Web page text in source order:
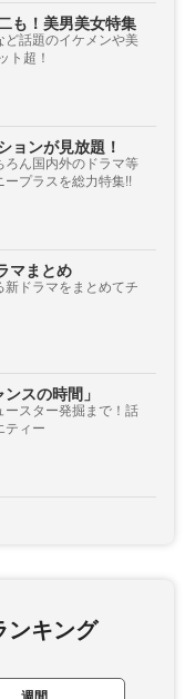
も！美男美女特集
話題のイケメンや美
ト超！
ョンが見放題！
ん国内外のドラマ等
プラスを総力特集!!
マまとめ
新ドラマをまとめてチ
スの時間」
ースター発掘まで！話
ティー
ンキング